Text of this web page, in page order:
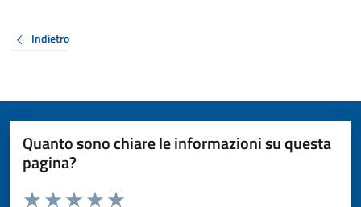
Indietro
Quanto sono chiare le informazioni su questa
pagina?
Valuta da 1 a 5 stelle la pagina